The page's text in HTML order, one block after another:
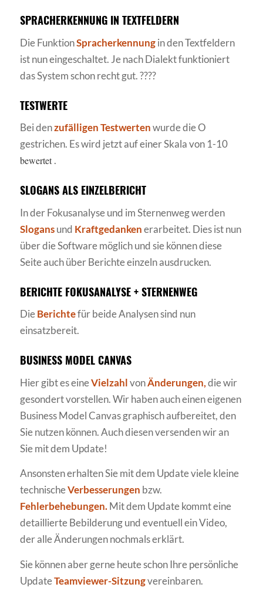
SPRACHERKENNUNG IN TEXTFELDERN
Die FunktionSpracherkennungin den Textfeldern
ist nun eingeschaltet. Je nach Dialekt funktioniert
das System schon recht gut. ????
TESTWERTE
Bei denzufälligen Testwertenwurde die O
gestrichen. Es wird jetzt auf einer Skala von 1-10
bewertet.
SLOGANS ALS EINZELBERICHT
In der Fokusanalyse und im Sternenweg werden
Slogansund Kraftgedankenerarbeitet. Dies ist nun
über die Software möglich und sie können diese
Seite auch über Berichte einzeln ausdrucken.
BERICHTE FOKUSANALYSE + STERNENWEG
DieBerichtefür beide Analysen sind nun
einsatzbereit.
BUSINESS MODEL CANVAS
Hier gibt es eineVielzahlvonÄnderungen,die wir
gesondert vorstellen. Wir haben auch einen eigenen
Business Model Canvas graphisch aufbereitet, den
Sie nutzen können. Auch diesen versenden wir an
Sie mit dem Update!
Ansonsten erhalten Sie mit dem Update viele kleine
technischeVerbesserungen bzw.
Fehlerbehebungen.Mit dem Update kommt eine
detaillierte Bebilderung und eventuell ein Video,
der alle Änderungen nochmals erklärt.
Sie können aber gerne heute schon Ihre persönliche
UpdateTeamviewer-Sitzungvereinbaren.